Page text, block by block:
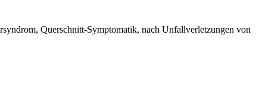
Querschnitt-Symptomatik, nach Unfallverletzungen von